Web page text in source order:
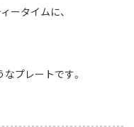
ータイムに、
プレートです。